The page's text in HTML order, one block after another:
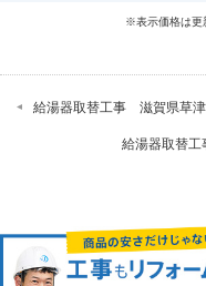
※表示価格は更
給湯器取替工事 滋賀県草
給湯器取替